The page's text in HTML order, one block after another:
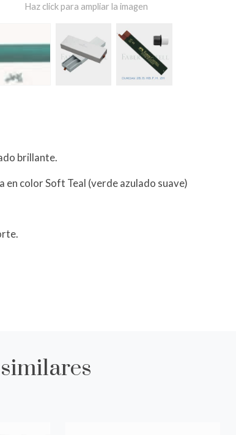
Haz click para ampliar la imagen
brillante.
en color Soft Teal (verde azulado suave)